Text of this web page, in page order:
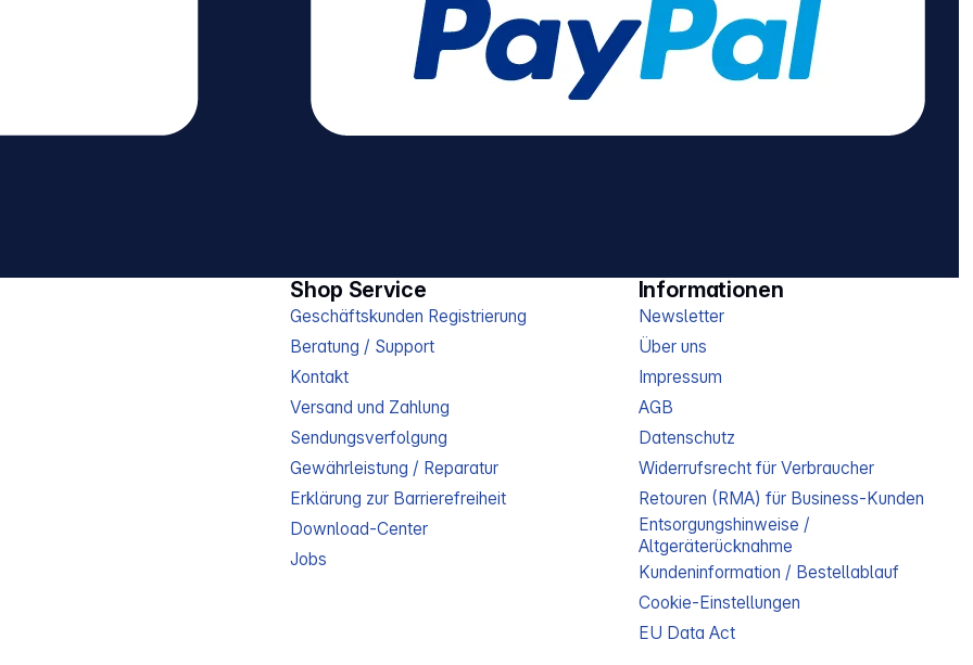
Shop Service
Geschäftskunden Registrierung
Beratung / Support
Kontakt
Versand und Zahlung
Sendungsverfolgung
Gewährleistung / Reparatur
Erklärung zur Barrierefreiheit
Download-Center
Jobs
Informationen
Newsletter
Über uns
Impressum
AGB
Datenschutz
Widerrufsrecht für Verbraucher
Retouren (RMA) für Business-Kunden
Entsorgungshinweise /
Altgeräterücknahme
Kundeninformation / Bestellablauf
Cookie-Einstellungen
EU Data Act